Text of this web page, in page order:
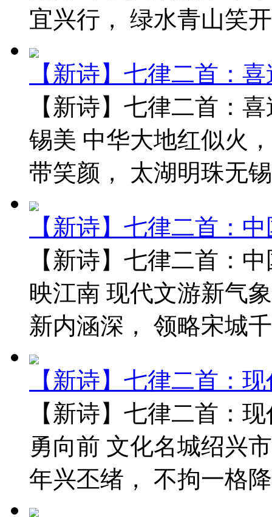
宜兴行， 绿水青山笑
【新诗】七律二首：
【新诗】七律二首：
锡美 中华大地红似火
带笑颜， 太湖明珠无
【新诗】七律二首：
【新诗】七律二首：
映江南 现代文游新气
新内涵深， 领略宋城
【新诗】七律二首：
【新诗】七律二首：
勇向前 文化名城绍兴
年兴丕绪， 不拘一格